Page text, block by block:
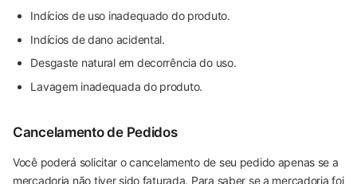
Indícios de uso inadequado do produto.
Indícios de dano acidental.
Desgaste natural em decorrência do uso.
Lavagem inadequada do produto.
Cancelamento de Pedidos
Você poderá solicitar o cancelamento de seu pedido apenas se a
mercadoria não tiver sido faturada. Para saber se a mercadoria foi